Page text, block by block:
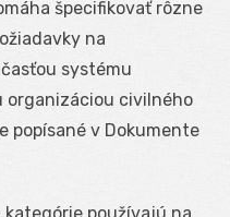
špecifikovať rôzne
na
systému
organizáciou civilného
popísané v Dokumente